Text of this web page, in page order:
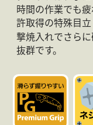
時間の作業でも
許取得の特殊目
撃焼入れでさら
抜群です。